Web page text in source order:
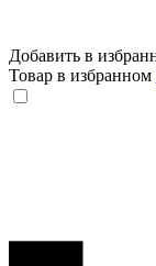
Добавить в
Товар в избранном